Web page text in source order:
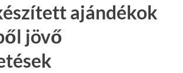
ajándékok
jövő